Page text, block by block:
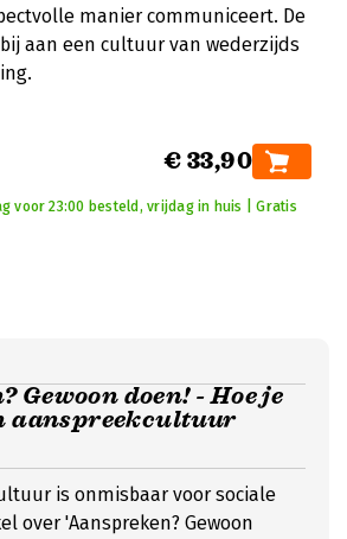
manier communiceert. De
aan een cultuur van wederzijds
€ 33,90
voor 23:00 besteld, vrijdag in huis | Gratis
Gewoon doen! - Hoe je
aanspreekcultuur
is onmisbaar voor sociale
over 'Aanspreken? Gewoon